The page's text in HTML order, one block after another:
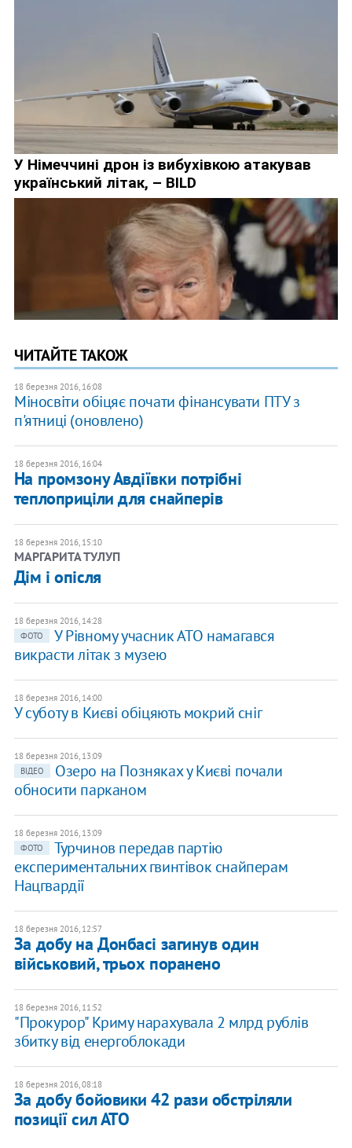
ЧИТАЙТЕ ТАКОЖ
18 березня 2016, 16:08
Міносвіти обіцяє почати фінансувати ПТУ з
п'ятниці (оновлено)
18 березня 2016, 16:04
На промзону Авдіївки потрібні
теплоприціли для снайперів
18 березня 2016, 15:10
МАРГАРИТА ТУЛУП
Дім і опісля
18 березня 2016, 14:28
ФОТО
У Рівному учасник АТО намагався
викрасти літак з музею
18 березня 2016, 14:00
У суботу в Києві обіцяють мокрий сніг
18 березня 2016, 13:09
ВІДЕО
Озеро на Позняках у Києві почали
обносити парканом
18 березня 2016, 13:09
ФОТО
Турчинов передав партію
експериментальних гвинтівок снайперам
Нацгвардії
18 березня 2016, 12:57
За добу на Донбасі загинув один
військовий, трьох поранено
18 березня 2016, 11:52
"Прокурор" Криму нарахувала 2 млрд рублів
збитку від енергоблокади
18 березня 2016, 08:18
За добу бойовики 42 рази обстріляли
позиції сил АТО